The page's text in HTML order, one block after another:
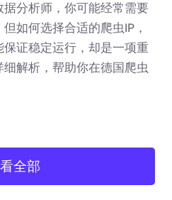
分析师，你可能经常需要
如何选择合适的爬虫IP，
证稳定运行，却是一项重
解析，帮助你在德国爬虫
全部